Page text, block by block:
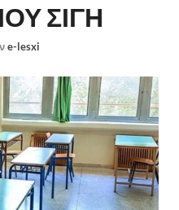
ΣΙΓΗ
e-lesxi